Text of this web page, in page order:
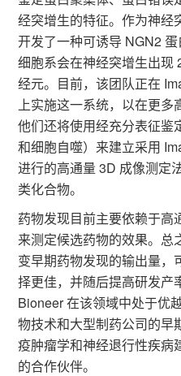
经突增生的特征。作为神经
开发了一种可诱导 NGN2
细胞系会在神经突增生出现
经元。目前，该团队正在
上实施这一系统，以在更多
他们还将使用经充分表征鉴
和细胞自噬）来建立采用
进行的高通量 3D 成像测定
类化合物。
药物发现目前主要依赖于高
来测定候选药物的效果。总
变早期药物发现的输出量，
择更佳，并随后提高研发产
Bioneer 在该领域中处于优
物技术和大型制药公司的早
疫肿瘤学和神经退行性疾病
的合作伙伴。